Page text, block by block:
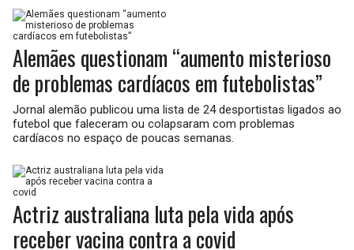
Alemães questionam “aumento misterioso
de problemas cardíacos em futebolistas”
Jornal alemão publicou uma lista de 24 desportistas ligados ao
futebol que faleceram ou colapsaram com problemas
cardíacos no espaço de poucas semanas.
Actriz australiana luta pela vida após
receber vacina contra a covid